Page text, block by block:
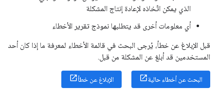
الذي يمكن اتّخاذه لإعادة إنتاج المشكلة
أي معلومات أخرى قد يتطلبها نموذج تقرير الأخطاء
قبل الإبلاغ عن خطأ، يُرجى البحث في قائمة الأخطاء لمعرفة ما إذا كان أحد
المستخدمين قد أبلغ عن المشكلة من قبل.
البحث عن أخطاء حالية الإبلاغ عن خطأ